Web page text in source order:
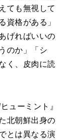
ても無視して
資格がある」
げればいいの
のか」「シ
く、皮肉に読
ューミント』
北朝鮮出身の
とは異なる演